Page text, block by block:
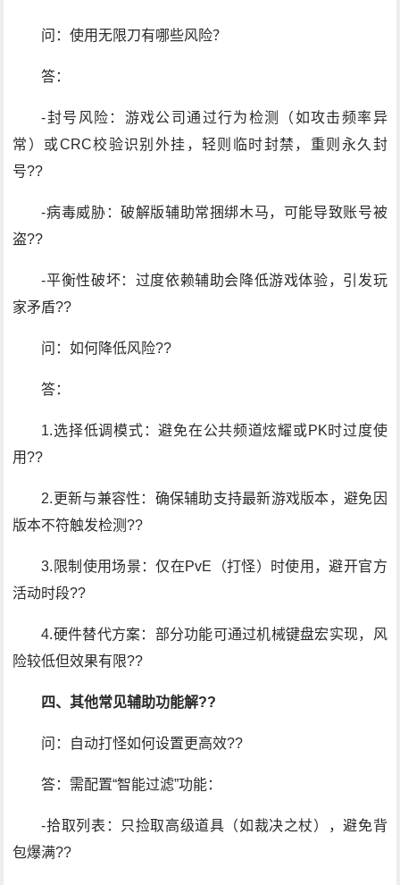
问：使用无限刀有哪些风险？
答：
-封号风险：游戏公司通过行为检测（如攻击频率异
常）或CRC校验识别外挂，轻则临时封禁，重则永久封
号??
-病毒威胁：破解版辅助常捆绑木马，可能导致账号被
盗??
-平衡性破坏：过度依赖辅助会降低游戏体验，引发玩
家矛盾??
问：如何降低风险??
答：
1.选择低调模式：避免在公共频道炫耀或PK时过度使
用??
2.更新与兼容性：确保辅助支持最新游戏版本，避免因
版本不符触发检测??
3.限制使用场景：仅在PvE（打怪）时使用，避开官方
活动时段??
4.硬件替代方案：部分功能可通过机械键盘宏实现，风
险较低但效果有限??
四、其他常见辅助功能解??
问：自动打怪如何设置更高效??
答：需配置“智能过滤”功能：
-拾取列表：只捡取高级道具（如裁决之杖），避免背
包爆满??